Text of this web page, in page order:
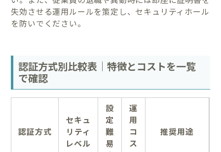
失効させる運用ルールを策定し、セキュリティホール
を防いでください。
認証方式別比較表｜特徴とコストを一覧
で確認
認証方式
セキュ
リティ
レベル
設
定
難
易
運
用
コ
ス
推奨用途